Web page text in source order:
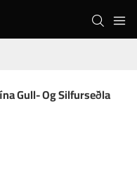
Gull- Og Silfurseðla